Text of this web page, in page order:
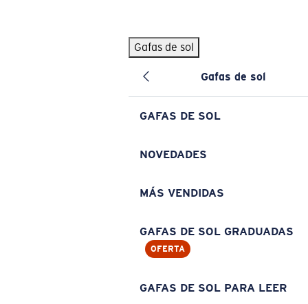
Gafas de sol
Gafas de sol
GAFAS DE SOL
NOVEDADES
MÁS VENDIDAS
GAFAS DE SOL GRADUADAS
OFERTA
GAFAS DE SOL PARA LEER
BÚSQUEDAS POPULARES
Pilothouse PRO Limited Edition Pack Exclusivo
Gafas de sol personalizadas
Los más vendidos de gafas de sol